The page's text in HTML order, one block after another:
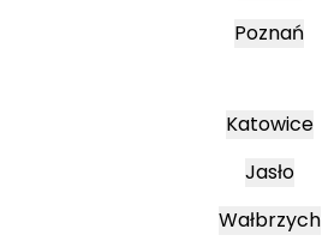
Poznań
Katowice
Jasło
Wałbrzych